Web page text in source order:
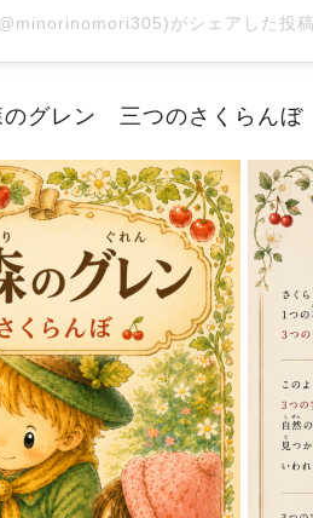
がシェアした投
のグレン 三つのさくらんぼ